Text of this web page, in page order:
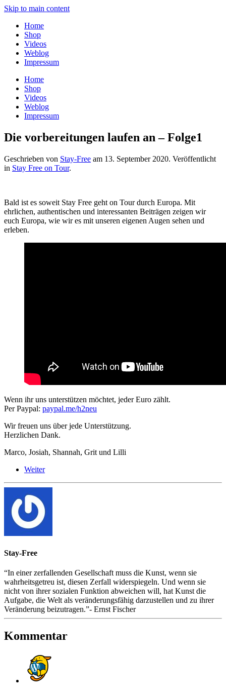
Skip to main content
Home
Shop
Videos
Weblog
Impressum
Home
Shop
Videos
Weblog
Impressum
Die vorbereitungen laufen an – Folge1
Geschrieben von Stay-Free am 13. September 2020. Veröffentlicht
in Stay Free on Tour.
Bald ist es soweit Stay Free geht on Tour durch Europa. Mit
ehrlichen, authentischen und interessanten Beiträgen zeigen wir
euch Europa, wie wir es mit unseren eigenen Augen sehen und
erleben.
Wenn ihr uns unterstützen möchtet, jeder Euro zählt.
Per Paypal: paypal.me/h2neu
Wir freuen uns über jede Unterstützung.
Herzlichen Dank.
Marco, Josiah, Shannah, Grit und Lilli
Weiter
Stay-Free
“In einer zerfallenden Gesellschaft muss die Kunst, wenn sie
wahrheitsgetreu ist, diesen Zerfall widerspiegeln. Und wenn sie
nicht von ihrer sozialen Funktion abweichen will, hat Kunst die
Aufgabe, die Welt als veränderungsfähig darzustellen und zu ihrer
Veränderung beizutragen.”- Ernst Fischer
Kommentar